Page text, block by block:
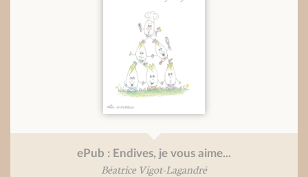
ePub : Endives, je vous aime...
Béatrice Vigot-Lagandré